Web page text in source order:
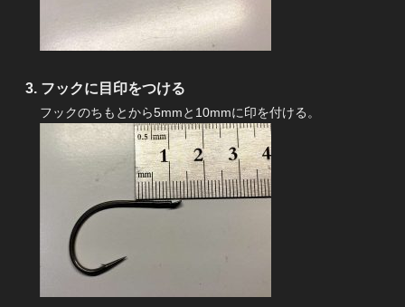
フックに目印をつける
フックのちもとから5mmと10mmに印を付ける。